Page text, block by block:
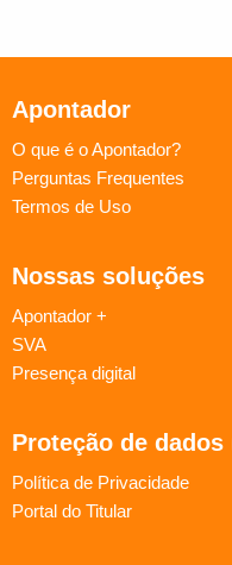
Apontador
O que é o Apontador?
Perguntas Frequentes
Termos de Uso
Nossas soluções
Apontador +
SVA
Presença digital
Proteção de dados
Política de Privacidade
Portal do Titular